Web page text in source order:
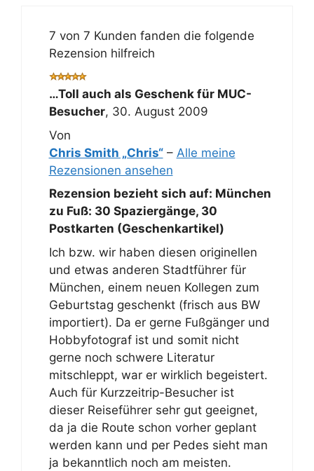
7 von 7 Kunden fanden die folgende
Rezension hilfreich
…Toll auch als Geschenk für MUC-
Besucher, 30. August 2009
Von
Chris Smith „Chris“– Alle meine
Rezensionen ansehen
Rezension bezieht sich auf: München
zu Fuß: 30 Spaziergänge, 30
Postkarten (Geschenkartikel)
Ich bzw. wir haben diesen originellen
und etwas anderen Stadtführer für
München, einem neuen Kollegen zum
Geburtstag geschenkt (frisch aus BW
importiert). Da er gerne Fußgänger und
Hobbyfotograf ist und somit nicht
gerne noch schwere Literatur
mitschleppt, war er wirklich begeistert.
Auch für Kurzzeitrip-Besucher ist
dieser Reiseführer sehr gut geeignet,
da ja die Route schon vorher geplant
werden kann und per Pedes sieht man
ja bekanntlich noch am meisten.